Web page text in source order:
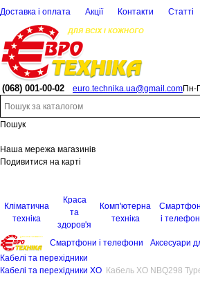
Доставка і оплата Акції Контакти Статті
(068) 001-00-02 euro.technika.ua@gmail.comПн-
Пошук
Наша мережа магазинів
Подивитися на карті
Кліматична
техніка
Краса
та
здоров'я
Комп'ютерна
техніка
і
Смартфони і телефони
Аксесуари
Кабелі та перехідники
Кабелі та перехідники XO Кабель XO NBQ298